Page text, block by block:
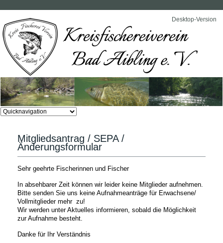
Desktop-Version
Zielseite
Mitgliedsantrag / SEPA /
Änderungsformular
Sehr geehrte Fischerinnen und Fischer
In absehbarer Zeit können wir leider keine Mitglieder aufnehmen.
Bitte senden Sie uns keine Aufnahmeanträge für Erwachsene/
Vollmitglieder mehr zu!
Wir werden unter Aktuelles informieren, sobald die Möglichkeit
zur Aufnahme besteht.
Danke für Ihr Verständnis